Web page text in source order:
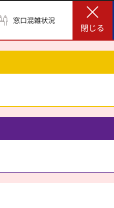
窓口混雑状況
閉じる